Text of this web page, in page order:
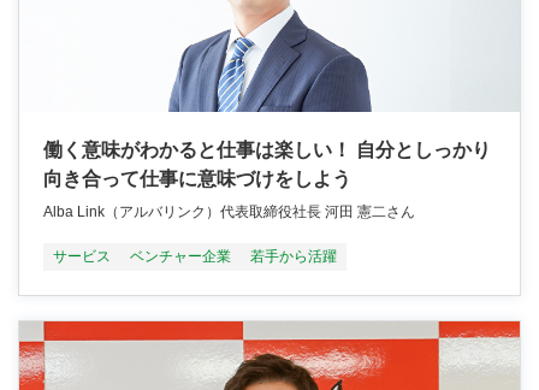
働く意味がわかると仕事は楽しい！ 自分としっかり
向き合って仕事に意味づけをしよう
Alba Link（アルバリンク）代表取締役社長 河田 憲二さん
サービス ベンチャー企業 若手から活躍